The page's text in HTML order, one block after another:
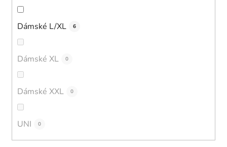
Dámské L/XL 6
Dámské XL 0
Dámské XXL 0
UNI 0